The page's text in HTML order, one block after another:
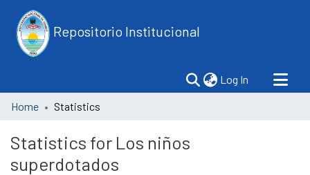
Repositorio Institucional
Log In (current)
Home Statistics
Statistics for Los niños
superdotados